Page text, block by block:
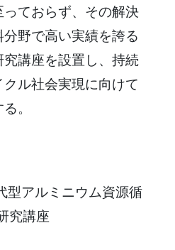
ておらず、その解決
野で高い実績を誇る
講座を設置し、持続
ル社会実現に向けて
。
型アルミニウム資源循
究講座